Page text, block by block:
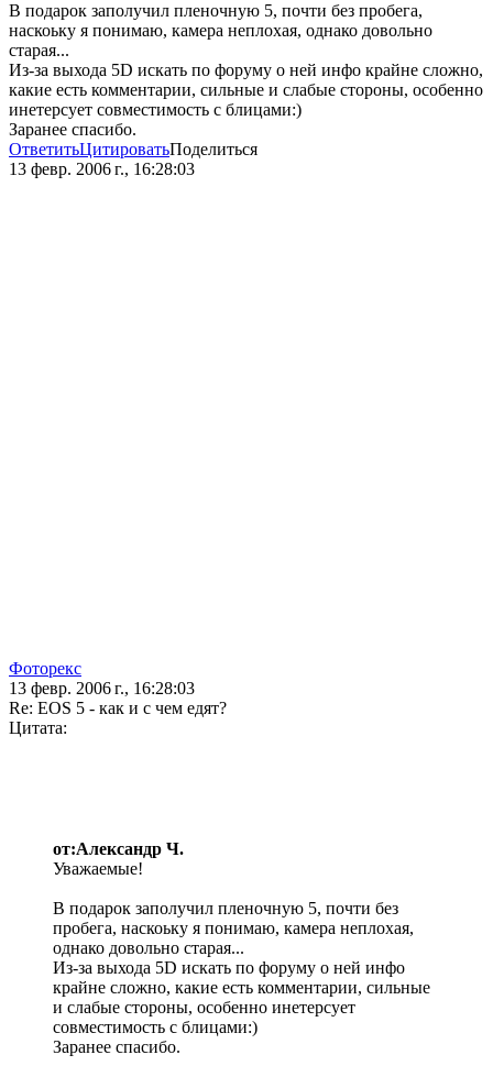
В подарок заполучил пленочную 5, почти без пробега,
наскоьку я понимаю, камера неплохая, однако довольно
старая...
Из-за выхода 5D искать по форуму о ней инфо крайне сложно,
какие есть комментарии, сильные и слабые стороны, особенно
инетерсует совместимость с блицами:)
Заранее спасибо.
ОтветитьЦитироватьПоделиться
13 февр. 2006 г., 16:28:03
Фоторекс
13 февр. 2006 г., 16:28:03
Re: EOS 5 - как и с чем едят?
Цитата:
от:Александр Ч.
Уважаемые!
В подарок заполучил пленочную 5, почти без
пробега, наскоьку я понимаю, камера неплохая,
однако довольно старая...
Из-за выхода 5D искать по форуму о ней инфо
крайне сложно, какие есть комментарии, сильные
и слабые стороны, особенно инетерсует
совместимость с блицами:)
Заранее спасибо.